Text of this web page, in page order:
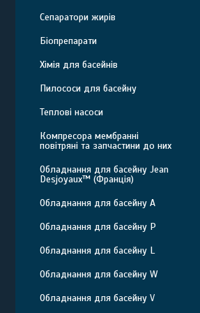
Сепаратори жирів
Біопрепарати
Хімія для басейнів
Пилососи для басейну
Теплові насоси
Компресора мембранні
повітряні та запчастини до них
Обладнання для басейну Jean
Desjoyaux™ (Франція)
Обладнання для басейну A
Обладнання для басейну P
Обладнання для басейну L
Обладнання для басейну W
Обладнання для басейну V